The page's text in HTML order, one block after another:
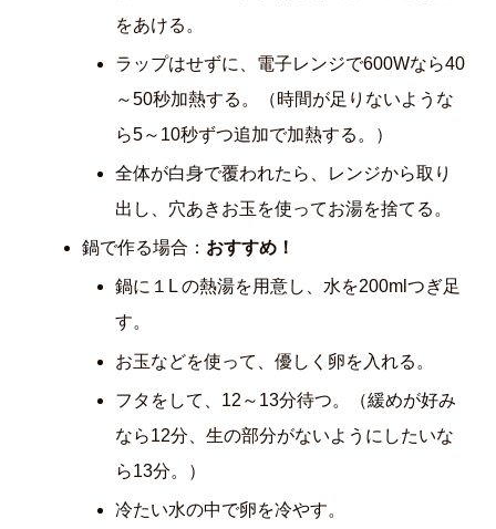
をあける。
ラップはせずに、電子レンジで600Wなら40
～50秒加熱する。（時間が足りないような
ら5～10秒ずつ追加で加熱する。）
全体が白身で覆われたら、レンジから取り
出し、穴あきお玉を使ってお湯を捨てる。
鍋で作る場合： おすすめ！
鍋に１L の熱湯を用意し、水を200mlつぎ足
す。
お玉などを使って、優しく卵を入れる。
フタをして、12～13分待つ。（緩めが好み
なら12分、生の部分がないようにしたいな
ら13分。）
冷たい水の中で卵を冷やす。